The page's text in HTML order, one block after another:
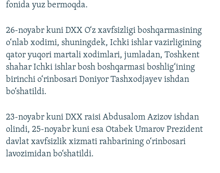
fonida yuz bermoqda.
26-noyabr kuni DXX O‘z xavfsizligi boshqarmasining
o‘nlab xodimi, shuningdek, Ichki ishlar vazirligining
qator yuqori martali xodimlari, jumladan, Toshkent
shahar Ichki ishlar bosh boshqarmasi boshlig‘ining
birinchi o‘rinbosari Doniyor Tashxodjayev ishdan
bo‘shatildi.
23-noyabr kuni DXX raisi Abdusalom Azizov ishdan
olindi, 25-noyabr kuni esa Otabek Umarov Prezident
davlat xavfsizlik xizmati rahbarining o‘rinbosari
lavozimidan bo‘shatildi.